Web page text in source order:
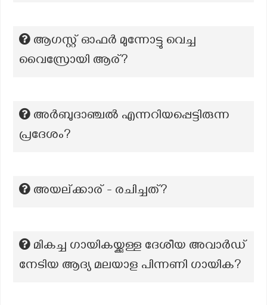
ആഗസ്റ്റ് ഓഫർ മുന്നോട്ടു വെച്ച
വൈസ്രോയി ആര്?
അർബുദാഞ്ചൽ എന്നറിയപ്പെട്ടിരുന്ന
പ്രദേശം?
അയല്ക്കാര് - രചിച്ചത്?
മികച്ച ഗായികയ്ക്കുള്ള ദേശീയ അവാർഡ്
നേടിയ ആദ്യ മലയാള പിന്നണി ഗായിക?